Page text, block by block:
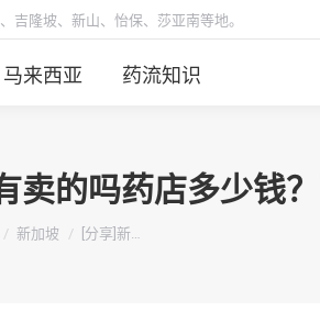
吉隆坡、新山、怡保、莎亚南等地。
马来西亚 药流知识
卖的吗药店多少钱
里：
新加坡 [分享]新…